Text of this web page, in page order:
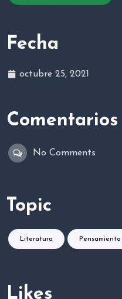
Fecha
octubre 25, 2021
Comentarios
No Comments
Topic
Literatura Pensamiento
Likes